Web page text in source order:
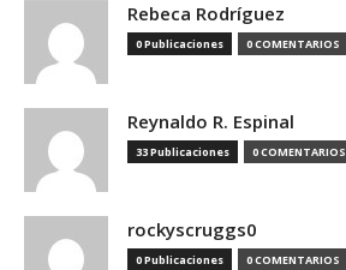
Rebeca Rodríguez
0 Publicaciones 0 COMENTARIOS
Reynaldo R. Espinal
33 Publicaciones 0 COMENTARIOS
rockyscruggs0
0 Publicaciones 0 COMENTARIOS